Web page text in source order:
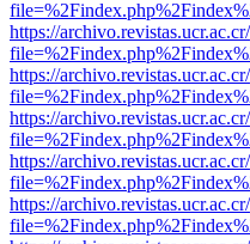
https://
https://
https://
https://
https://